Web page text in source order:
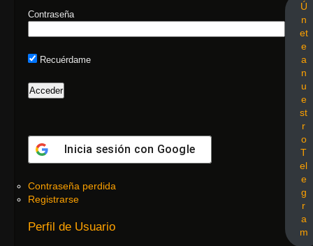
Contraseña
Recuérdame
Inicia sesión con Google
Contraseña perdida
Registrarse
Perfil de Usuario
Ú
n
et
e
a
n
u
e
st
r
o
T
el
e
g
r
a
m